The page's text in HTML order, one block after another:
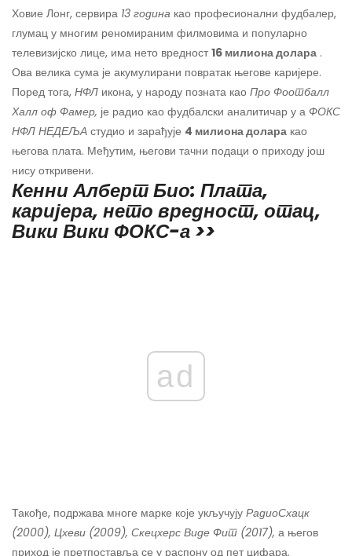
Ховие Лонг, сервира 13 година као професионални фудбалер,
глумац у многим реномираним филмовима и популарно
телевизијско лице, има нето вредност16 милиона долара .
Ова велика сума је акумулирани повратак његове каријере.
Поред тога, НФЛ икона, у народу позната као Про Фоотбалл
Халл оф Фамер, је радио као фудбалски аналитичар у а ФОКС
НФЛ НЕДЕЉА студио и зарађује 4 милиона долара као
његова плата. Међутим, његови тачни подаци о приходу још
нису откривени.
Кенни Алберт Био: Плата,
каријера, нето вредност, отац,
Вики Вики ФОКС-а >>
ad
Такође, подржава многе марке које укључују РадиоСхацк
(2000), Цхеви (2009), Скецхерс Виде Фит (2017), а његов
приход је претпоставља се у распону од пет цифара.